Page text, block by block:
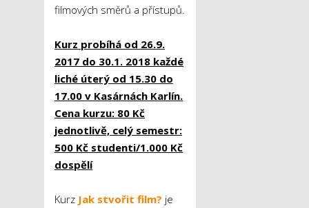
filmových směrů a přístupů.
Kurz probíhá od 26.9.
2017 do 30.1. 2018 každé
liché úterý od 15.30 do
17.00 v Kasárnách Karlín.
Cena kurzu: 80 Kč
jednotlivě, celý semestr:
500 Kč studenti/1.000 Kč
dospělí
Kurz Jak stvořit film? je